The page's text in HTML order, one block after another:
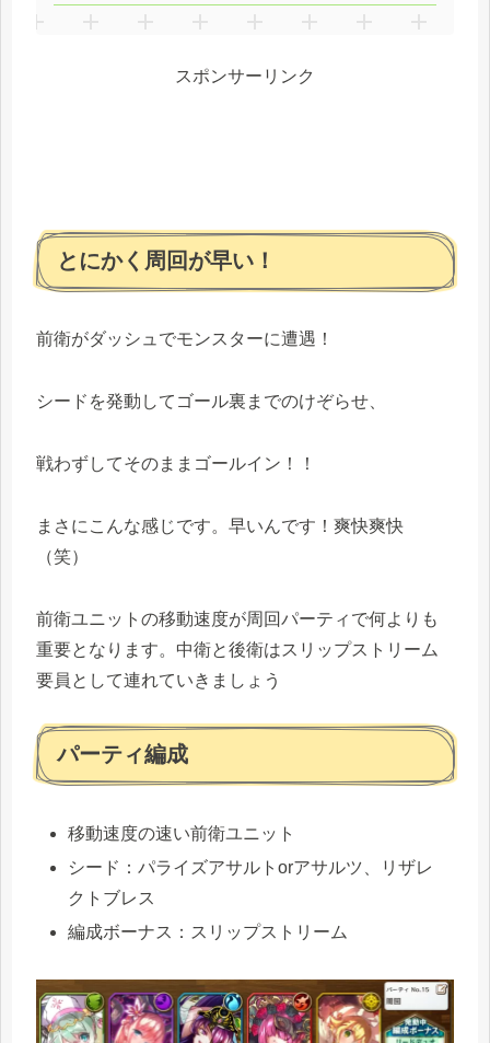
スポンサーリンク
とにかく周回が早い！
前衛がダッシュでモンスターに遭遇！
シードを発動してゴール裏までのけぞらせ、
戦わずしてそのままゴールイン！！
まさにこんな感じです。早いんです！爽快爽快
（笑）
前衛ユニットの移動速度が周回パーティで何よりも
重要となります。中衛と後衛はスリップストリーム
要員として連れていきましょう
パーティ編成
移動速度の速い前衛ユニット
シード：パライズアサルトorアサルツ、リザレ
クトブレス
編成ボーナス：スリップストリーム